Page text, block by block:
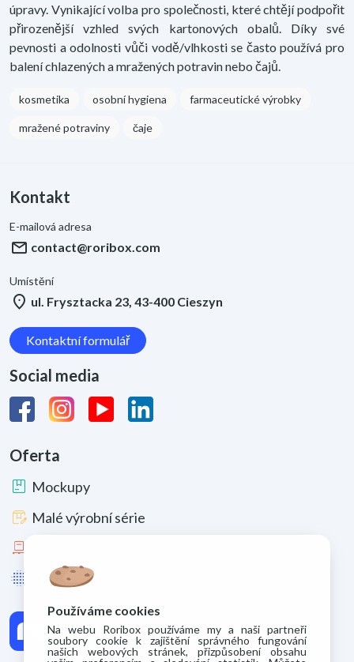
úpravy. Vynikající volba pro společnosti, které chtějí podpořit
přirozenější vzhled svých kartonových obalů. Díky své
pevnosti a odolnosti vůči vodě/vlhkosti se často používá pro
balení chlazených a mražených potravin nebo čajů.
kosmetika osobní hygiena farmaceutické výrobky
mražené potraviny čaje
Oferta
package Mockupy
box_edit Malé výrobní série
pallet
lens_blur Zušlechtění a materiály
Kontakt
E-mailová adresa
mail contact@roribox.com
Umístění
location_on ul. Frysztacka 23, 43-400 Cieszyn
Kontaktní formulář
Social media
Používáme cookies
Na webu Roribox používáme my a naši partneři
soubory cookie k zajištění správného fungování
našich webových stránek, přizpůsobení obsahu